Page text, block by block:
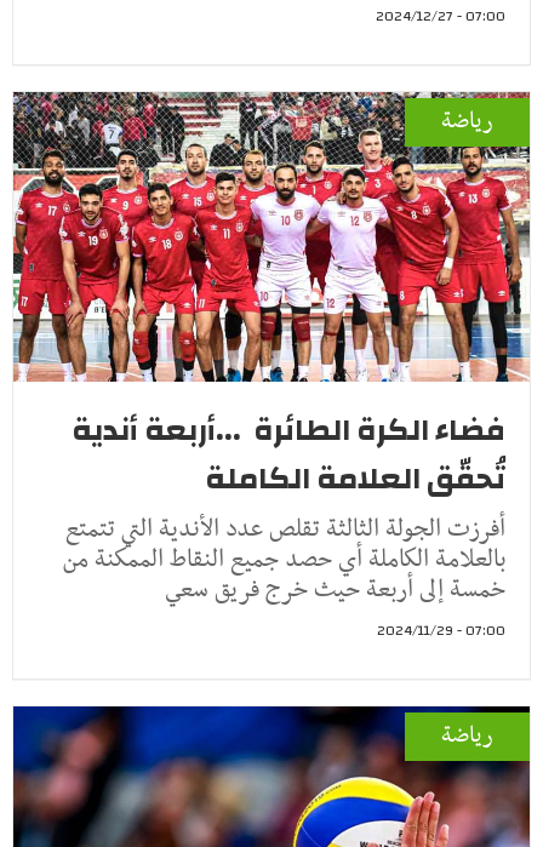
07:00 - 2024/12/27
رياضة
فضاء الكرة الطائرة ...أربعة أندية
تُحقّق العلامة الكاملة
أفرزت الجولة الثالثة تقلص عدد الأندية التي تتمتع
بالعلامة الكاملة أي حصد جميع النقاط الممكنة من
خمسة إلى أربعة حيث خرج فريق سعي
07:00 - 2024/11/29
رياضة